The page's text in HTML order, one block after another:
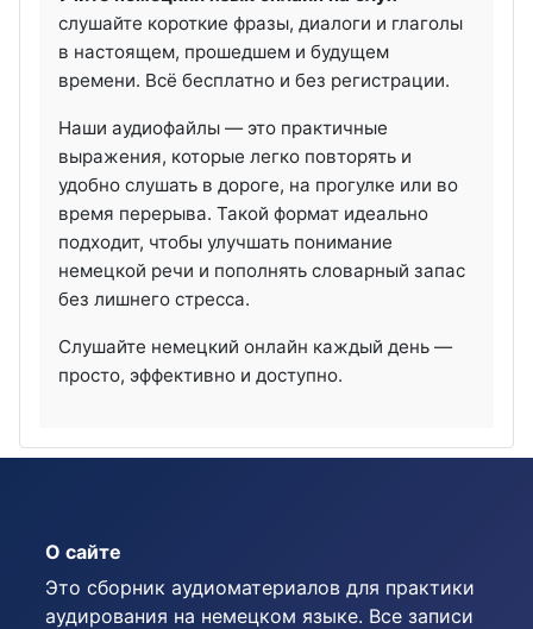
слушайте короткие фразы, диалоги и глаголы
в настоящем, прошедшем и будущем
времени. Всё бесплатно и без регистрации.
Наши аудиофайлы — это практичные
выражения, которые легко повторять и
удобно слушать в дороге, на прогулке или во
время перерыва. Такой формат идеально
подходит, чтобы улучшать понимание
немецкой речи и пополнять словарный запас
без лишнего стресса.
Слушайте немецкий онлайн каждый день —
просто, эффективно и доступно.
О сайте
Это сборник аудиоматериалов для практики
аудирования на немецком языке. Все записи